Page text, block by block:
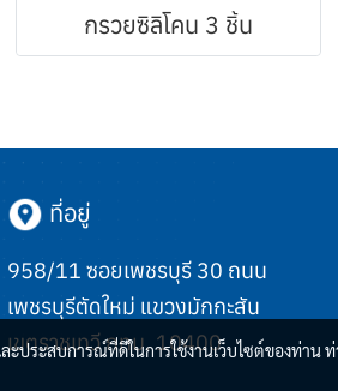
กรวยซิลิโคน 3 ชิ้น
ที่อยู่
958/11 ซอยเพชรบุรี 30 ถนน
เพชรบุรีตัดใหม่ แขวงมักกะสัน
เขตราชเทวี กทม. 10400
ประสบการณ์ที่ดีในการใช้งานเว็บไซต์ของท่าน